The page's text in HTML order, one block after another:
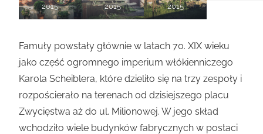
2015 2015 2015
Famuły powstały głównie w latach 70. XIX wieku
jako część ogromnego imperium włókienniczego
Karola Scheiblera, które dzieliło się na trzy zespoły i
rozpościerało na terenach od dzisiejszego placu
Zwycięstwa aż do ul. Milionowej. W jego skład
wchodziło wiele budynków fabrycznych w postaci